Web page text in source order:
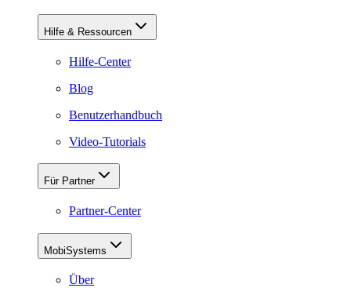
Hilfe & Ressourcen
Hilfe-Center
Blog
Benutzerhandbuch
Video-Tutorials
Für Partner
Partner-Center
MobiSystems
Über